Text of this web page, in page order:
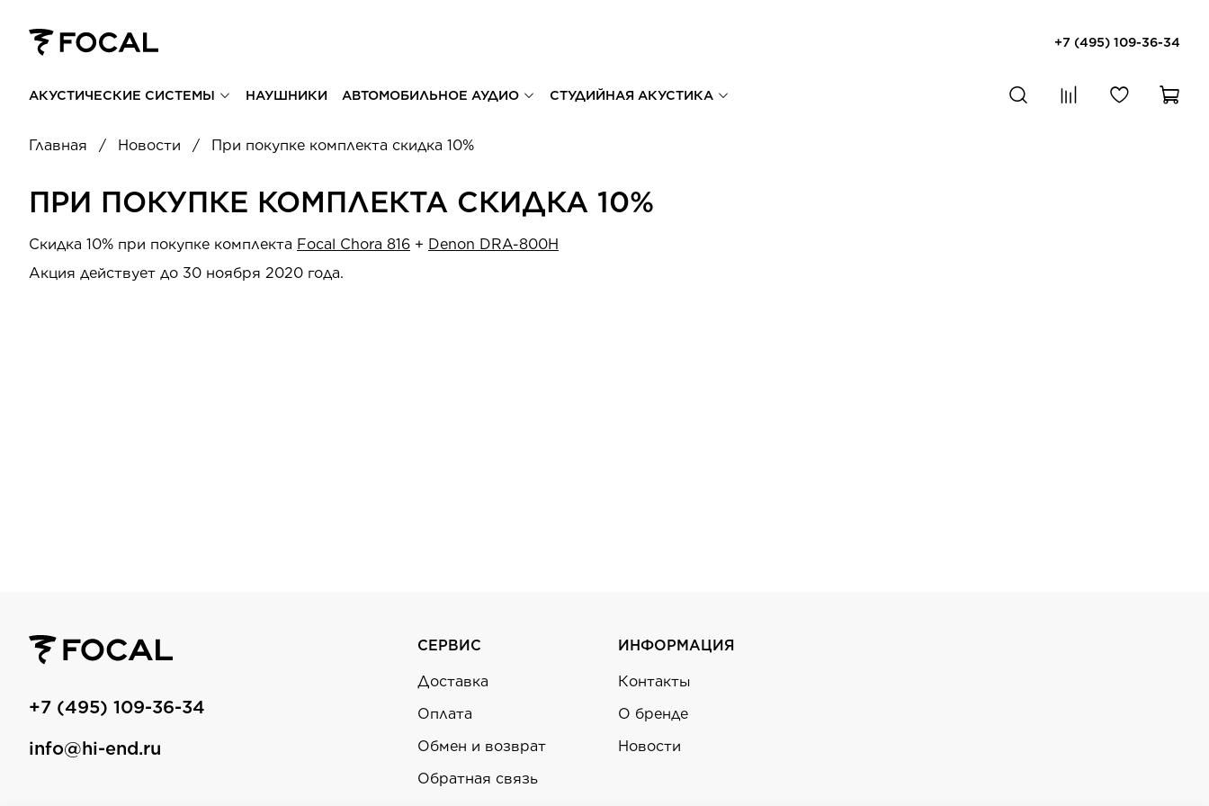
+7 (495) 109-36-34
АКУСТИЧЕСКИЕ СИСТЕМЫ НАУШНИКИ АВТОМОБИЛЬНОЕ АУДИО СТУДИЙНАЯ АКУСТИКА
Главная Новости При покупке комплекта скидка 10%
ПРИ ПОКУПКЕ КОМПЛЕКТА СКИДКА 10%
Скидка 10% при покупке комплекта Focal Chora 816 + Denon DRA-800H
Акция действует до 30 ноября 2020 года.
СЕРВИС
Доставка
Оплата
Обмен и возврат
Обратная связь
ИНФОРМАЦИЯ
Контакты
О бренде
Новости
+7 (495) 109-36-34
info@hi-end.ru